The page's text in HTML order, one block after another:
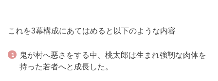
これを3幕構成にあてはめると以下のような内容
鬼が村へ悪さをする中、桃太郎は生まれ強靭な肉体を
持った若者へと成長した。